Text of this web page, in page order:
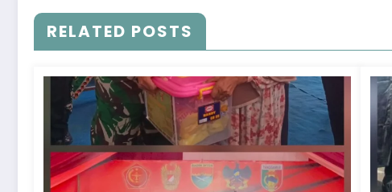
RELATED POSTS